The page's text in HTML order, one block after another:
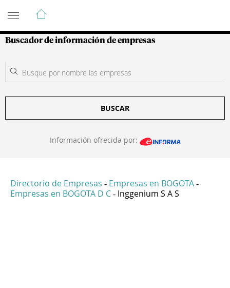
Guía de Empresas Colombianas
Buscador de información de empresas
BUSCAR
Información ofrecida por:
Directorio de Empresas - Empresas en BOGOTA -
Empresas en BOGOTA D C - Inggenium S A S